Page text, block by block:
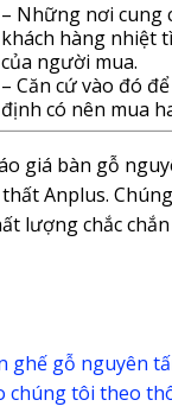
– Những nơi cung
khách hàng nhiệt
của người mua.
– Căn cứ vào đó
định có nên mua
giá bàn gỗ
Anplus.
lượng chắc
ghế gỗ nguyên
chúng tôi theo